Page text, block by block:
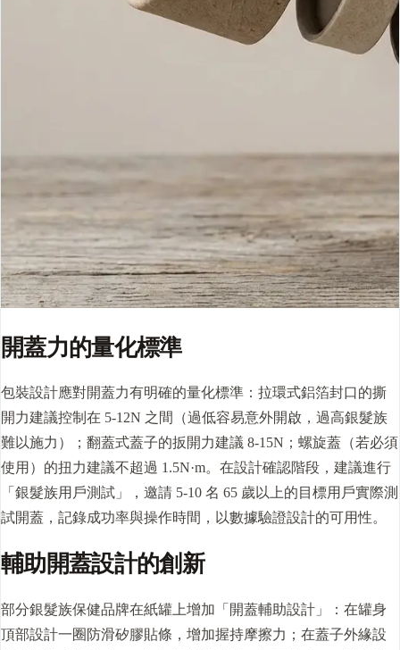
開蓋力的量化標準
包裝設計應對開蓋力有明確的量化標準：拉環式鋁箔封口的撕
開力建議控制在 5-12N 之間（過低容易意外開啟，過高銀髮族
難以施力）；翻蓋式蓋子的扳開力建議 8-15N；螺旋蓋（若必須
使用）的扭力建議不超過 1.5N·m。在設計確認階段，建議進行
「銀髮族用戶測試」，邀請 5-10 名 65 歲以上的目標用戶實際測
試開蓋，記錄成功率與操作時間，以數據驗證設計的可用性。
輔助開蓋設計的創新
部分銀髮族保健品牌在紙罐上增加「開蓋輔助設計」：在罐身
頂部設計一圈防滑矽膠貼條，增加握持摩擦力；在蓋子外緣設